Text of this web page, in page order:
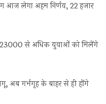
आज लेगा अहम निर्णय, 22 हजार
से 23000 से अधिक युवाओं को मिलेंगे
अब गर्भगृह के बाहर से ही होंगे